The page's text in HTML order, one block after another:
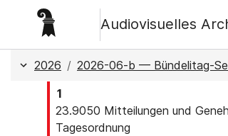
Audiovisuelles
2026 / 2026-06-b — Bündelitag-
2026-06-b — Bündelitag-Session
21. Sitzung
1
23.9050 Mitteilungen und
Tagesordnung